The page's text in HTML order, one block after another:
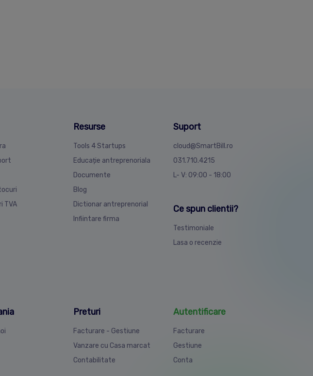
TVA
Resurse
Tools 4 Startups
Educație antreprenoriala
Documente
Blog
Dictionar antreprenorial
Infiintare firma
Suport
cloud@SmartBill.ro
031.710.4215
L- V: 09:00 - 18:00
Ce spun clientii?
Testimoniale
Lasa o recenzie
Preturi
Facturare - Gestiune
Vanzare cu Casa marcat
Contabilitate
Autentificare
Facturare
Gestiune
Conta